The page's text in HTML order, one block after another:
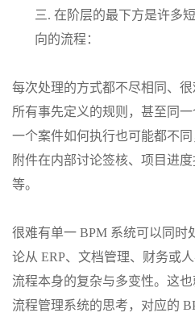
三. 在阶层的最下方是许多
向的流程：
每次处理的方式都不尽相同、
所有事先定义的规则，甚至同
一个案件如何执行也可能都不
附件在内部讨论签核、项目进
等。
很难有单一 BPM 系统可以同时
论从 ERP、文档管理、财务或
流程本身的复杂与多变性。这
流程管理系统的思考，对应的